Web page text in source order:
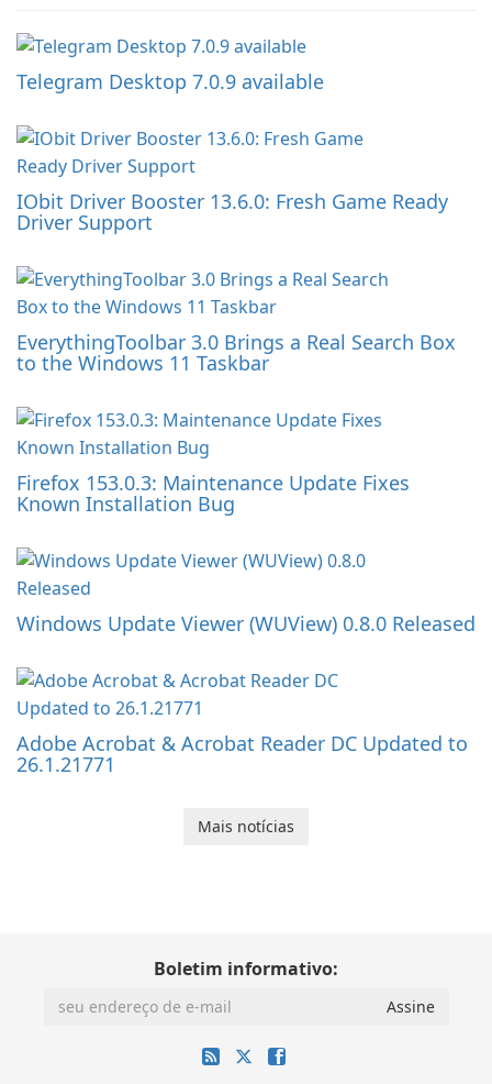
Telegram Desktop 7.0.9 available
IObit Driver Booster 13.6.0: Fresh Game Ready
Driver Support
EverythingToolbar 3.0 Brings a Real Search Box
to the Windows 11 Taskbar
Firefox 153.0.3: Maintenance Update Fixes
Known Installation Bug
Windows Update Viewer (WUView) 0.8.0 Released
Adobe Acrobat & Acrobat Reader DC Updated to
26.1.21771
Mais notícias
Boletim informativo: